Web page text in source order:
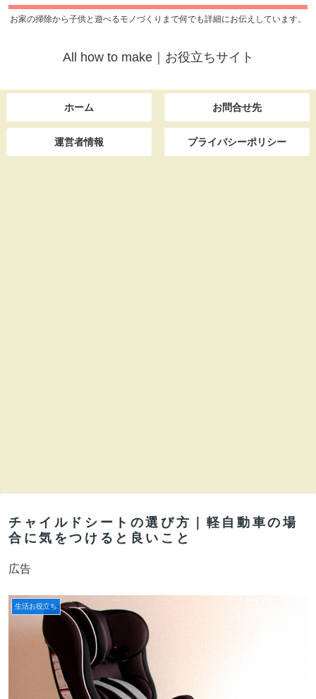
お家の掃除から子供と遊べるモノづくりまで何でも詳細にお伝えしています。
All how to make｜お役立ちサイト
ホーム お問合せ先
運営者情報 プライバシーポリシー
チャイルドシートの選び方｜軽自動車の場
合に気をつけると良いこと
広告
生活お役立ち